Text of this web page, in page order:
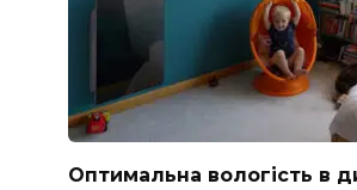
Оптимальна вологість в